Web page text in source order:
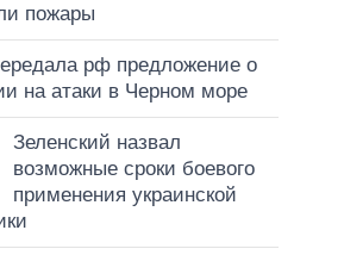
пожары
рф предложение о
на атаки в Черном море
Зеленский назвал
возможные сроки боевого
применения украинской